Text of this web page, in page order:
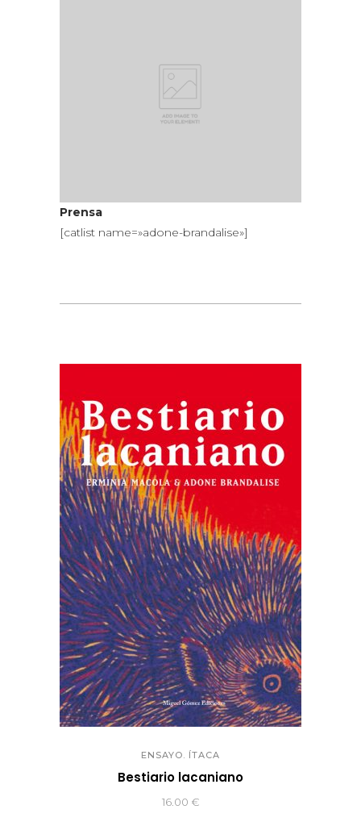
Prensa
[catlist name=»adone-brandalise»]
ENSAYO. ÍTACA
Bestiario lacaniano
16.00 €